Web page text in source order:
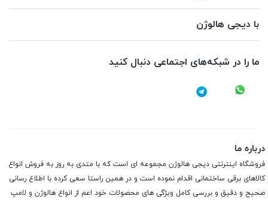
با دیجی هالوژن
ما را در شبکه‌های اجتماعی دنبال کنید
درباره ما
فروشگاه اینترنتی دیجی هالوژن مجموعه ای است که با متدی به روز به فروش انواع
کالاهای برقی ساختمانی اقدام نموده است و در همین راستا سعی کرده با اطلاع رسانی
صحیح و دقیق و بررسی کامل ویژگی های محصولات خود اعم از انواع هالوژن و لامپ